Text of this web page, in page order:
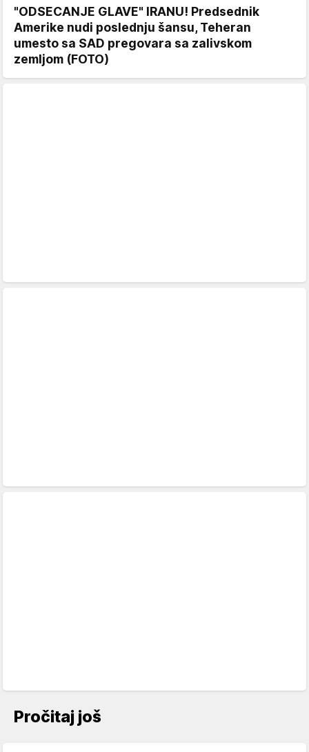
"ODSECANJE GLAVE" IRANU! Predsednik
Amerike nudi poslednju šansu, Teheran
umesto sa SAD pregovara sa zalivskom
zemljom (FOTO)
Pročitaj još